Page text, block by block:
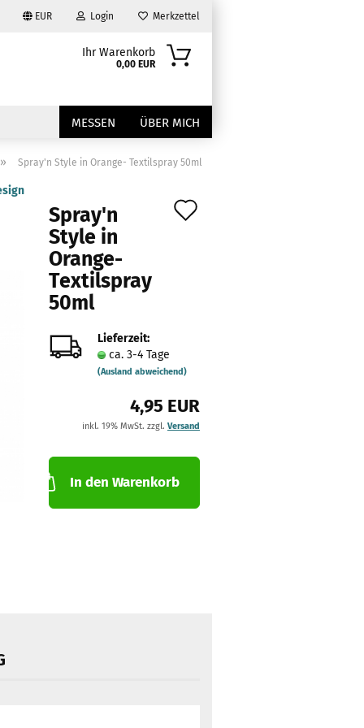
EUR Login Merkzettel
Ihr Warenkorb
0,00 EUR
MESSEN ÜBER MICH
» Spray'n Style in Orange- Textilspray 50ml
Spray'n
Style in
Orange-
Textilspray
50ml
Lieferzeit:
ca. 3-4 Tage
(Ausland abweichend)
4,95 EUR
inkl. 19% MwSt. zzgl. Versand
In den Warenkorb